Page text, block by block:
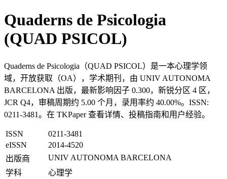
Quaderns de Psicologia
(QUAD PSICOL)
Quaderns de Psicologia（QUAD PSICOL）是一本心理学领
域，开放获取（OA），学术期刊，由 UNIV AUTONOMA
BARCELONA 出版，最新影响因子 0.300，新锐分区 4 区，
JCR Q4，审稿周期约 5.00 个月，录用率约 40.00%。ISSN:
0211-3481。在 TKPaper 查看详情、投稿指南和用户经验。
ISSN
0211-3481
eISSN
2014-4520
出版商
UNIV AUTONOMA BARCELONA
学科
心理学